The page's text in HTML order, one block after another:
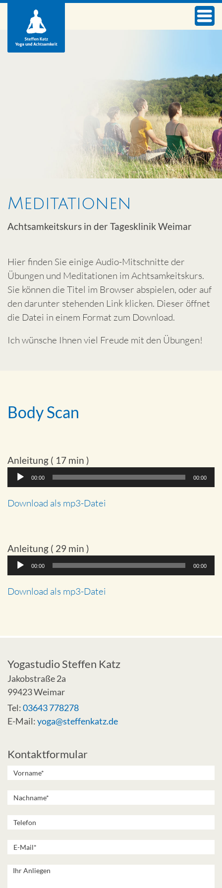
Meditationen
Achtsamkeitskurs in der Tagesklinik Weimar
Hier finden Sie einige Audio-Mitschnitte der
Übungen und Meditationen im Achtsamkeitskurs.
Sie können die Titel im Browser abspielen, oder auf
den darunter stehenden Link klicken. Dieser öffnet
die Datei in einem Format zum Download.
Ich wünsche Ihnen viel Freude mit den Übungen!
Body Scan
Anleitung ( 17 min )
Audio-
Player
00:00 00:00
Download als mp3-Datei
Anleitung ( 29 min )
Audio-
Player
00:00 00:00
Download als mp3-Datei
Yogastudio Steffen Katz
Jakobstraße 2a
99423 Weimar
Tel:03643 778278
E-Mail:yoga@steffenkatz.de
Kontaktformular